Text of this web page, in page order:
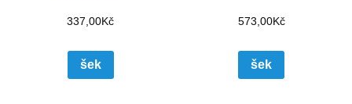
337,00Kč
šek
573,00Kč
šek